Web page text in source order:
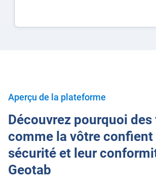
Aperçu de la plateforme
Découvrez pourquoi
comme la vôtre confient
sécurité et leur
Geotab